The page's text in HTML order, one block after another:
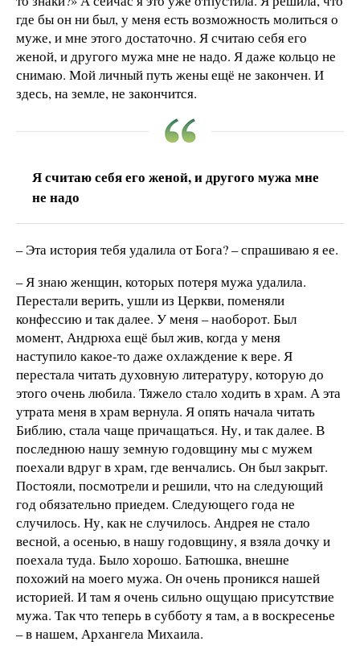
где бы он ни был, у меня есть возможность молиться о
муже, и мне этого достаточно. Я считаю себя его
женой, и другого мужа мне не надо. Я даже кольцо не
снимаю. Мой личный путь жены ещё не закончен. И
здесь, на земле, не закончится.
Я считаю себя его женой, и другого мужа мне
не надо
– Эта история тебя удалила от Бога? – спрашиваю я ее.
– Я знаю женщин, которых потеря мужа удалила.
Перестали верить, ушли из Церкви, поменяли
конфессию и так далее. У меня – наоборот. Был
момент, Андрюха ещё был жив, когда у меня
наступило какое-то даже охлаждение к вере. Я
перестала читать духовную литературу, которую до
этого очень любила. Тяжело стало ходить в храм. А эта
утрата меня в храм вернула. Я опять начала читать
Библию, стала чаще причащаться. Ну, и так далее. В
последнюю нашу земную годовщину мы с мужем
поехали вдруг в храм, где венчались. Он был закрыт.
Постояли, посмотрели и решили, что на следующий
год обязательно приедем. Следующего года не
случилось. Ну, как не случилось. Андрея не стало
весной, а осенью, в нашу годовщину, я взяла дочку и
поехала туда. Было хорошо. Батюшка, внешне
похожий на моего мужа. Он очень проникся нашей
историей. И там я очень сильно ощущаю присутствие
мужа. Так что теперь в субботу я там, а в воскресенье
– в нашем, Архангела Михаила.